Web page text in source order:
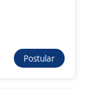
Postular